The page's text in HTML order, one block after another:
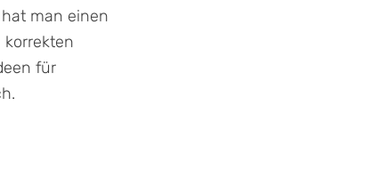
man einen
korrekten
für